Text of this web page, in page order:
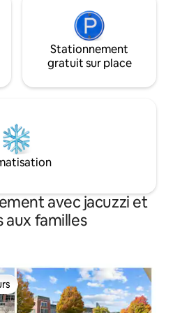
Stationnement
gratuit sur place
avec jacuzzi et
aux familles
les plus appréciés